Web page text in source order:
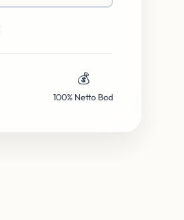
💰
100% Netto Bod